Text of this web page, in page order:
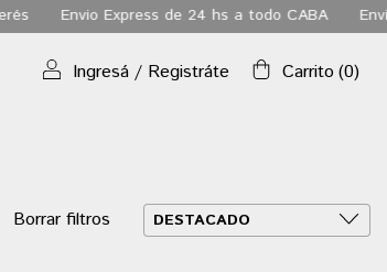
de 24 hs a todo CABA Envio gratis a
Ingresá / Registráte Carrito (0)
Borrar filtros